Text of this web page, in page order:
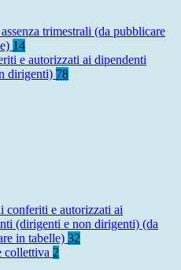
trimestrali (da pubblicare
14
e autorizzati ai dipendenti
dirigenti) 78
conferiti e autorizzati ai
(dirigenti e non dirigenti) (da
in tabelle) 32
collettiva 2